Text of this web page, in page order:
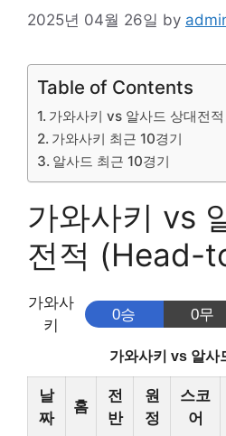
2025년 04월 26일 by
Table of Contents
가와사키 vs 알사드 상대전
가와사키 최근 10경기
알사드 최근 10경기
가와사키 vs
전적 (Head-
가와사
키
0승 0무
가와사키 vs 알사
날
짜
홈
전
반
원
정
스코
어